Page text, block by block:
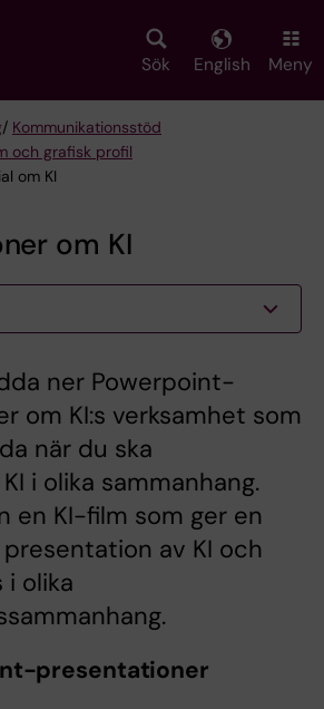
Sök English Meny
/ Kommunikationsstöd
och grafisk profil
om KI
om KI
ner Powerpoint-
om KI:s verksamhet som
när du ska
i olika sammanhang.
en KI-film som ger en
av KI och
i olika
presentationer